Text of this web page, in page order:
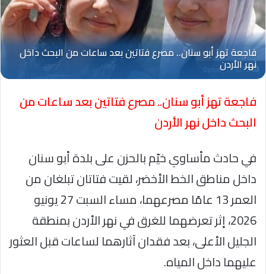
Oplus_131072
فاجعة تهز أبو سنان.. مصرع فتاتين بعد ساعات من
البحث داخل نهر الأردن
في حادث مأساوي خيّم بالحزن على بلدة أبو سنان
داخل مناطق الخط الأخضر، لقيت فتاتان تبلغان من
العمر 13 عامًا مصرعهما، مساء السبت 27 يونيو
2026، إثر تعرضهما للغرق في نهر الأردن بمنطقة
الجليل الأعلى، بعد فقدان آثارهما لساعات قبل العثور
عليهما داخل المياه.